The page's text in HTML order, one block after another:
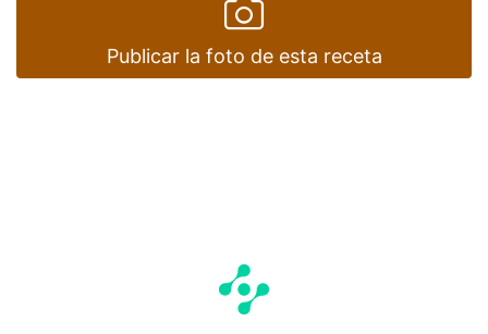
Publicar la foto de esta receta